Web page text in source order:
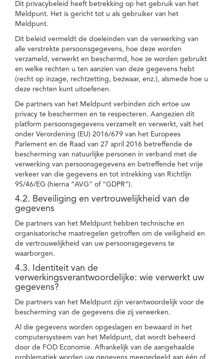
Dit privacybeleid heeft betrekking op het gebruik van het
Meldpunt. Het is gericht tot u als gebruiker van het
Meldpunt.
Dit beleid vermeldt de doeleinden van de verwerking van
alle verstrekte persoonsgegevens, hoe deze worden
verzameld, verwerkt en beschermd, hoe ze worden gebruikt
en welke rechten u ten aanzien van deze gegevens hebt
(recht op inzage, rechtzetting, bezwaar, enz.), alsmede hoe u
deze rechten kunt uitoefenen.
De partners van het Meldpunt verbinden zich ertoe uw
privacy te beschermen en te respecteren. Aangezien dit
platform persoonsgegevens verzamelt en verwerkt, valt het
onder Verordening (EU) 2016/679 van het Europees
Parlement en de Raad van 27 april 2016 betreffende de
bescherming van natuurlijke personen in verband met de
verwerking van persoonsgegevens en betreffende het vrije
verkeer van die gegevens en tot intrekking van Richtlijn
95/46/EG (hierna “AVG” of “GDPR”).
4.2. Beveiliging en vertrouwelijkheid van de
gegevens
De partners van het Meldpunt hebben technische en
organisatorische maatregelen getroffen om de veiligheid en
de vertrouwelijkheid van uw persoonsgegevens te
waarborgen.
4.3. Identiteit van de
verwerkingsverantwoordelijke: wie verwerkt uw
gegevens?
De partners van het Meldpunt zijn verantwoordelijk voor de
bescherming van de gegevens die zij verwerken.
Al die gegevens worden opgeslagen en bewaard in het
computersysteem van het Meldpunt, dat wordt beheerd
door de FOD Economie. Afhankelijk van de aangehaalde
problematiek worden uw gegevens meegedeeld aan één of